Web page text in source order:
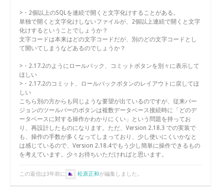
>・2個以上のSQLを連続で開くと文字化けすることがある。
単独で開くと文字化けしないファイルが、2個以上連続で開くと文字
化けするということでしょうか？
文字コードは本来はどの文字コードだが、別のどの文字コードとし
て開いてしまうなどあるのでしょうか？
>・2.17.2のようにロールバック、コミットボタンを別々に表示して
ほしい
>・2.17.2のコミット、ロールバックボタンのレイアウトに戻してほ
しい
こちら別の方からも同じような要望が出ているのですが、従来バー
ジョンのツールバーのボタンは複数データベース接続時に「どのデ
ータベースに対する操作かわかりにくい」という問題を持ってお
り、再設計したものになります。ただ、Version 2.18.3 での実装で
も、操作の手数が多くなってしまっており、少し使いにくいかなと
は感じているので、Version 2.18.4でもう少し簡単に操作できるもの
を考えています。少々お待ちいただければと思います。
この返信は3年前に 松原正和が編集しました。